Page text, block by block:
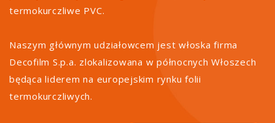
termokurczliwe PVC.
Naszym głównym udziałowcem jest włoska firma
Decofilm S.p.a. zlokalizowana w północnych Włoszech
będąca liderem na europejskim rynku folii
termokurczliwych.